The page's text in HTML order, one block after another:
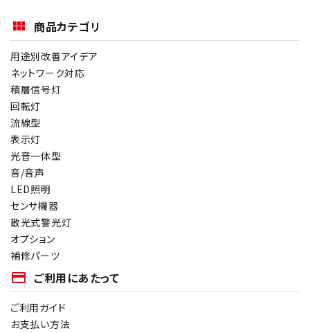
商品カテゴリ
用途別改善アイデア
ネットワーク対応
積層信号灯
回転灯
流線型
表示灯
光音一体型
音/音声
LED照明
センサ機器
散光式警光灯
オプション
補修パーツ
payment ご利用にあたって
ご利用ガイド
お支払い方法